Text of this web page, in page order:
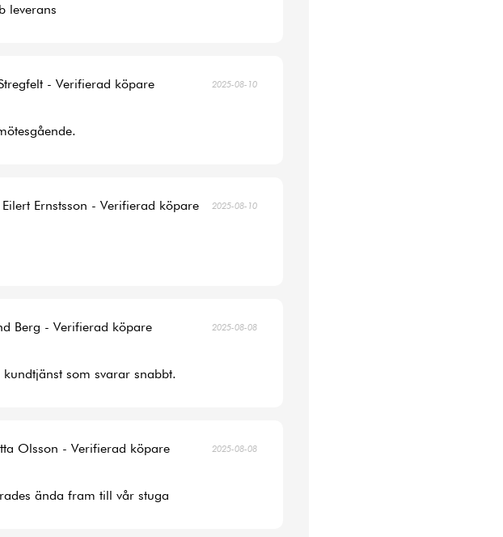
leverans
- Verifierad köpare 2025-08-10
Ernstsson - Verifierad köpare 2025-08-10
Berg - Verifierad köpare 2025-08-08
som svarar snabbt.
Olsson - Verifierad köpare 2025-08-08
ända fram till vår stuga